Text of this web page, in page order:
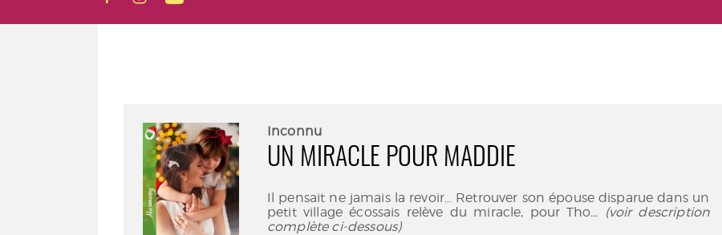
Inconnu
UN MIRACLE POUR MADDIE
Il pensait ne jamais la revoir… Retrouver son épouse disparue dans un
petit village écossais relève du miracle, pour Tho... (voir description
complète ci-dessous)